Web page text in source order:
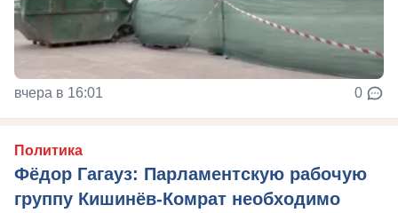
вчера в 16:01 0
Политика
Фёдор Гагауз: Парламентскую рабочую
группу Кишинёв-Комрат необходимо